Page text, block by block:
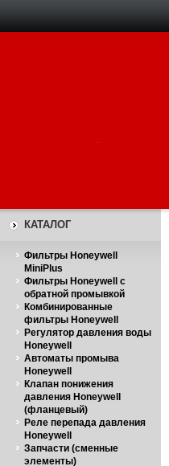
КАТАЛОГ
Фильтры Honeywell
MiniPlus
Фильтры Honeywell с
обратной промывкой
Комбинированные
фильтры Honeywell
Регулятор давления воды
Honeywell
Автоматы промыва
Honeywell
Клапан понижения
давления Honeywell
(фланцевый)
Реле перепада давления
Honeywell
Запчасти (сменные
элементы)